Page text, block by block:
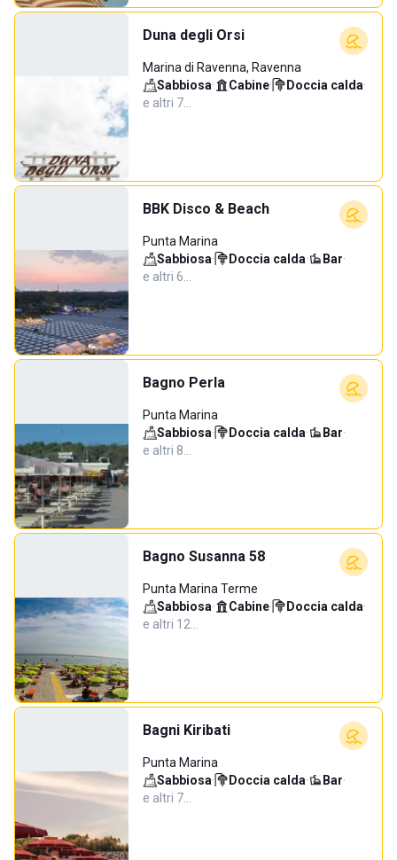
Duna degli Orsi
Marina di Ravenna, Ravenna
Sabbiosa· Cabine· Doccia calda·
e altri 7…
BBK Disco & Beach
Punta Marina
Sabbiosa· Doccia calda· Bar·
e altri 6…
Bagno Perla
Punta Marina
Sabbiosa· Doccia calda· Bar·
e altri 8…
Bagno Susanna 58
Punta Marina Terme
Sabbiosa· Cabine· Doccia calda·
e altri 12…
Bagni Kiribati
Punta Marina
Sabbiosa· Doccia calda· Bar·
e altri 7…